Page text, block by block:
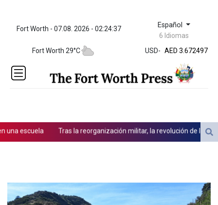
Fort Worth - 07.08. 2026 - 02:24:37 Español
6 Idiomas
Fort Worth 29°C
USD-
ZWL 321.999592
AED 3.672497
AED 3.672497
AFN
ALL 80.950045
AMD
BBD 2.017891
BDT 124.016338
escuela Tras la reorganización militar, la revolución de los